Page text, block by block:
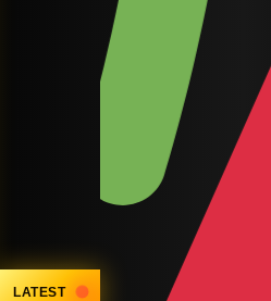
LATEST